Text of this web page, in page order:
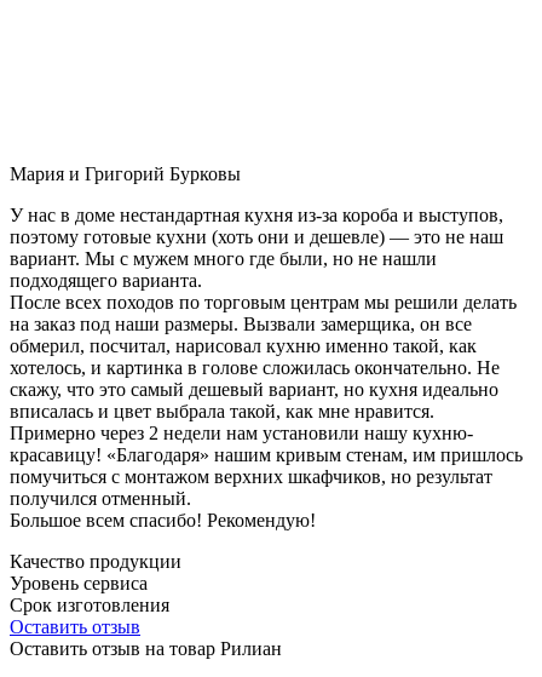
Мария и Григорий Бурковы
У нас в доме нестандартная кухня из-за короба и выступов,
поэтому готовые кухни (хоть они и дешевле) — это не наш
вариант. Мы с мужем много где были, но не нашли
подходящего варианта.
После всех походов по торговым центрам мы решили делать
на заказ под наши размеры. Вызвали замерщика, он все
обмерил, посчитал, нарисовал кухню именно такой, как
хотелось, и картинка в голове сложилась окончательно. Не
скажу, что это самый дешевый вариант, но кухня идеально
вписалась и цвет выбрала такой, как мне нравится.
Примерно через 2 недели нам установили нашу кухню-
красавицу! «Благодаря» нашим кривым стенам, им пришлось
помучиться с монтажом верхних шкафчиков, но результат
получился отменный.
Большое всем спасибо! Рекомендую!
Качество продукции
Уровень сервиса
Срок изготовления
Оставить отзыв
Оставить отзыв на товар Рилиан